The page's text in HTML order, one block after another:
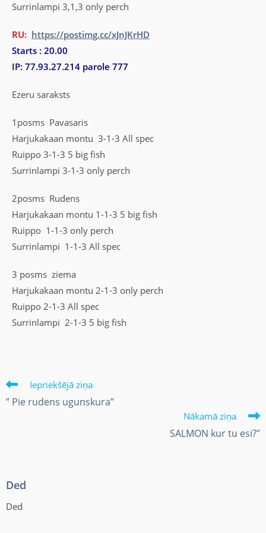
Surrinlampi 3,1,3 only perch
RU: https://postimg.cc/xJnJKrHD
Starts : 20.00
IP: 77.93.27.214 parole 777
Ezeru saraksts
1posms Pavasaris
Harjukakaan montu 3-1-3 All spec
Ruippo 3-1-3 5 big fish
Surrinlampi 3-1-3 only perch
2posms Rudens
Harjukakaan montu 1-1-3 5 big fish
Ruippo 1-1-3 only perch
Surrinlampi 1-1-3 All spec
3 posms ziema
Harjukakaan montu 2-1-3 only perch
Ruippo 2-1-3 All spec
Surrinlampi 2-1-3 5 big fish
Iepriekšējā ziņa
” Pie rudens ugunskura”
Nākamā ziņa
SALMON kur tu esi?”
Ded
Ded